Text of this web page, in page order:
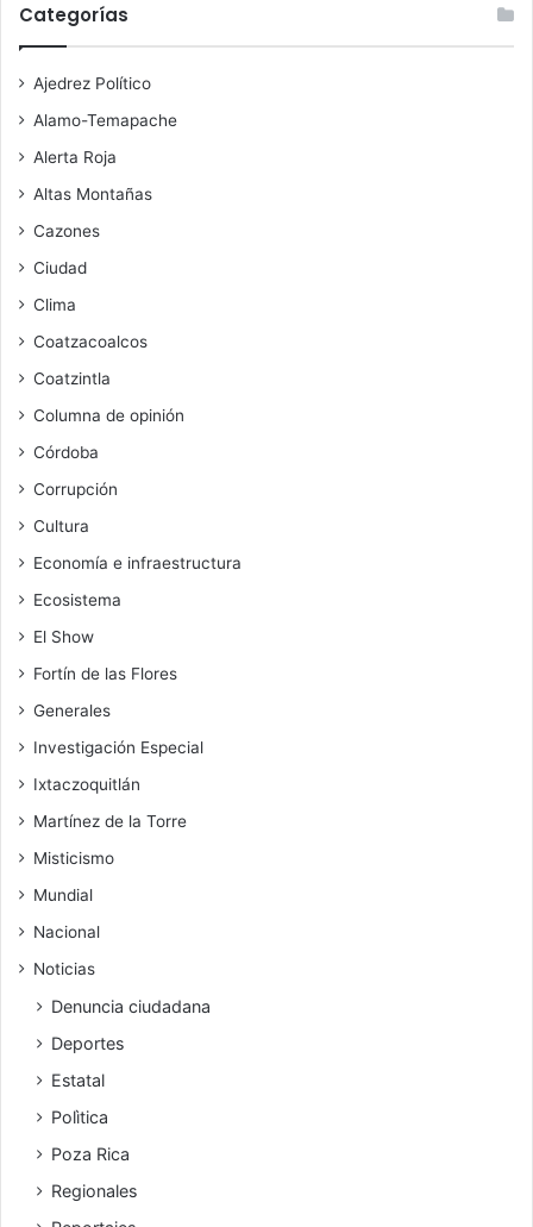
Categorías
Ajedrez Político
Alamo-Temapache
Alerta Roja
Altas Montañas
Cazones
Ciudad
Clima
Coatzacoalcos
Coatzintla
Columna de opinión
Córdoba
Corrupción
Cultura
Economía e infraestructura
Ecosistema
El Show
Fortín de las Flores
Generales
Investigación Especial
Ixtaczoquitlán
Martínez de la Torre
Misticismo
Mundial
Nacional
Noticias
Denuncia ciudadana
Deportes
Estatal
Polìtica
Poza Rica
Regionales